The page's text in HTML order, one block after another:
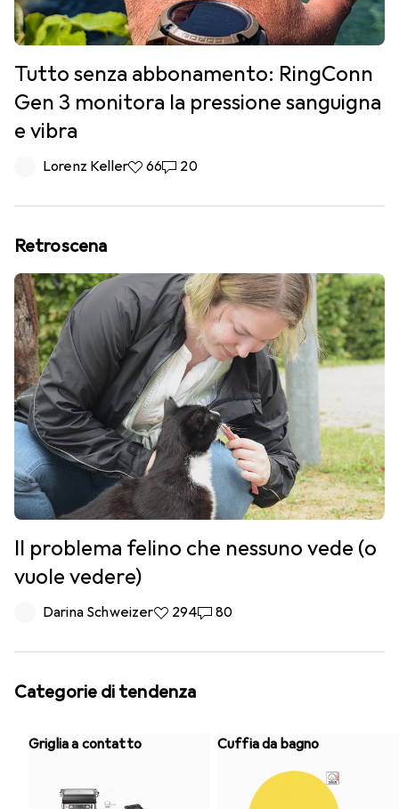
Tutto senza abbonamento: RingConn
Gen 3 monitora la pressione sanguigna
e vibra
Lorenz Keller66 like
6620 commenti
20
Retroscena
Il problema felino che nessuno vede (o
vuole vedere)
Darina Schweizer294 like
29480 commenti
80
Categorie di tendenza
Griglia a contatto Cuffia da bagno